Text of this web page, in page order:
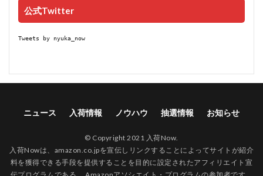
公式Twitter
Tweets by nyuka_now
ニュース 入荷情報 ノウハウ 抽選情報 お知らせ
© Copyright 2021 入荷Now.
入荷Nowは、amazon.co.jpを宣伝しリンクすることによってサイトが紹介
料を獲得できる手段を提供することを目的に設定されたアフィリエイト宣
伝プログラムである、 Amazonアソシエイト・プログラムの参加者です。